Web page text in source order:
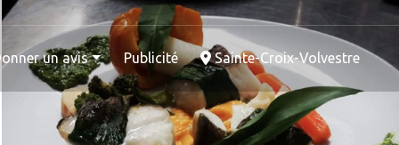
un avis Publicité Sainte-Croix-Volvestre